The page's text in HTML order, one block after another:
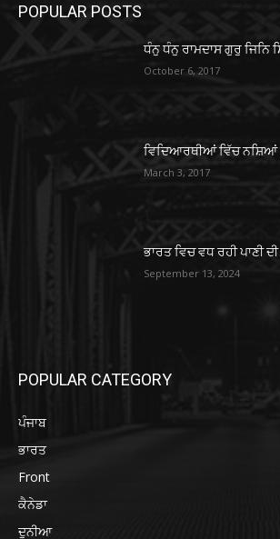
POPULAR POSTS
ਧੰਨੁ ਧੰਨੁ ਰਾਮਦਾਸ ਗੁਰੁ ਜਿਨਿ
October 6, 2017
ਵਿਦਿਆਰਥੀਆਂ ਵਿੱਚ ਨਸ਼ਿਆਂ
March 3, 2017
ਭਾਰਤ ਵਿਚ ਵਧ ਰਹੀ ਪਾਣੀ
September 13, 2024
POPULAR CATEGORY
ਪੰਜਾਬ
ਭਾਰਤ
Front
ਕੈਨੇਡਾ
ਦੁਨੀਆ